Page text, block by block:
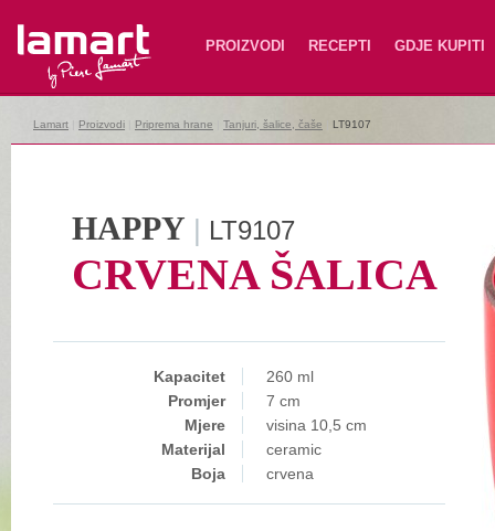
Lamart PROIZVODI RECEPTI GDJE KUPITI
Lamart Proizvodi Priprema hrane Tanjuri, šalice, čaše LT9107
HAPPY | LT9107
CRVENA ŠALICA
Kapacitet
260 ml
Promjer
7 cm
Mjere
visina 10,5 cm
Materijal
ceramic
Boja
crvena